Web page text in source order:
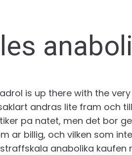
is up there with the
andras lite fram och
pa natet, men det bor
ar billig, och vilken som
anabolika kaufen